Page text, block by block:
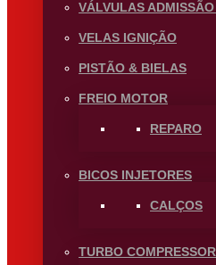
VÁLVULAS
VELAS IGNIÇÃO
PISTÃO & BIELAS
FREIO MOTOR
REPARO
BICOS INJETORES
CALÇOS
TURBO